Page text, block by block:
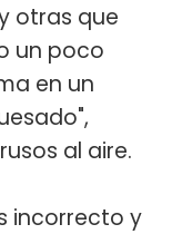
otras que
un poco
en un
al aire.
incorrecto y